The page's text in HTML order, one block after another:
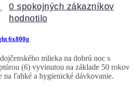
0 spokojných zákazníkov
hodnotilo
6x800g
mlieka na dobrú noc s
(6) vyvinutou na základe 50 rokov
na ľahké a hygienické dávkovanie.